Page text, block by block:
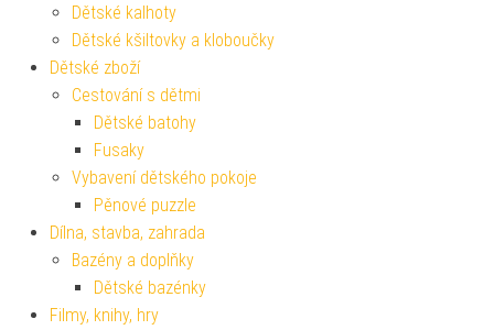
Dětské kalhoty
Dětské kšiltovky a kloboučky
Dětské zboží
Cestování s dětmi
Dětské batohy
Fusaky
Vybavení dětského pokoje
Pěnové puzzle
Dílna, stavba, zahrada
Bazény a doplňky
Dětské bazénky
Filmy, knihy, hry